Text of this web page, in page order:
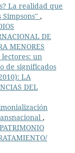
La realidad que
,
DE
MENORES
un
de significados
LA
DEL
,